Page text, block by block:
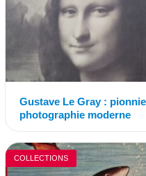
Gustave Le Gray :
photographie moderne
COLLECTIONS